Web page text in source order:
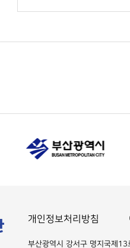
개인정보처리방침
부산광역시 강서구 명지국